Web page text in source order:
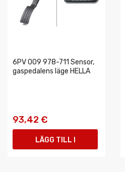
6PV 009 978-711 Sensor,
gaspedalens läge HELLA
93,42 €
LÄGG TILL I